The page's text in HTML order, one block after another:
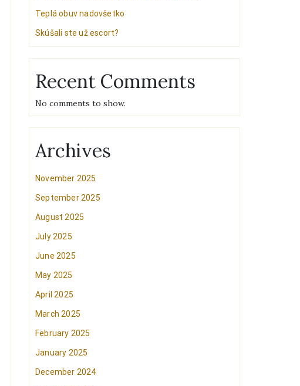
Teplá obuv nadovšetko
Skúšali ste už escort?
Recent Comments
No comments to show.
Archives
November 2025
September 2025
August 2025
July 2025
June 2025
May 2025
April 2025
March 2025
February 2025
January 2025
December 2024